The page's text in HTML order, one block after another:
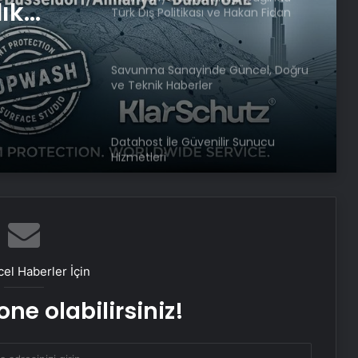
İle
ve Teknik Haberler
Datahost İle Güvenilir Sunucu
Hizmetleri
Katarsis Etkinliği Başkentte Yapıldı
Haberler İçin
olabilirsiniz!